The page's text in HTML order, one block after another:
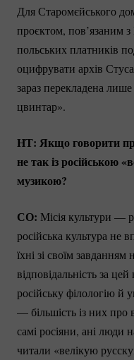
Для Старомєйського
проєктом, пов’язаним
польських платників
оцифрувати архів
зараз перекладена
цвинтар».
НТ: Якщо говорити
не так із російською
музикою?
СО: Місія культури —
російська культура не
їхні зі своїм
відповідальність за цей
російську філологію й
— більшість із них про
самі росіяни, ані люди
читали «велікую